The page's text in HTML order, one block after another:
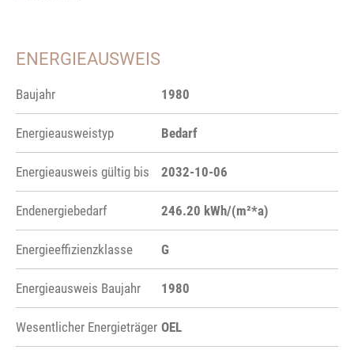
ENERGIEAUSWEIS
Baujahr 1980
Energieausweistyp Bedarf
Energieausweis gültig bis 2032-10-06
Endenergiebedarf 246.20 kWh/(m²*a)
Energieeffizienzklasse G
Energieausweis Baujahr 1980
Wesentlicher Energieträger OEL